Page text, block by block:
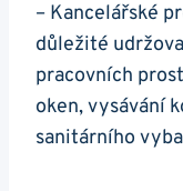
– Kancelářské
důležité
pracovních
oken, vysávání
sanitárního